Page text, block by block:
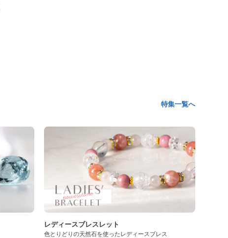
特集一覧へ
レディースブレスレット
色とりどりの天然石を使ったレディースブレス